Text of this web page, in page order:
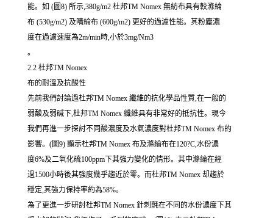
能。如 (圖8) 所示,380g/m2 杜邦TM Nomex 無紡布具有較滌綸
布 (530g/m2) 及晴綸布 (600g/m2) 更好的過濾性能。其粉塵濃
度在過濾速度為2m/min時,小於3mg/Nm3
。
2.2 杜邦TM Nomex
布的耐溫及抗酸性
先前我們討論過杜邦TM Nomex 纖維的抗化學品性質,在一般的
弱酸及弱碱下,杜邦TM Nomex 纖維具有非常好的抵抗性。現今
我們再進一步探討不同酸濃度及水氣濃度對杜邦TM Nomex 布的
影響。(圖9) 顯示杜邦TM Nomex 布及滌綸布在120?C,水份濃
度6%及二氧化硫100ppm下其強力變化的情形。其中滌綸在經
過1500小時後其強度幾乎趨近於零。而杜邦TM Nomex 却趨於
穩定,其強力保持率約為58%。
為了更進一步研討杜邦TM Nomex 針刺氈在不同的水份濃度下其